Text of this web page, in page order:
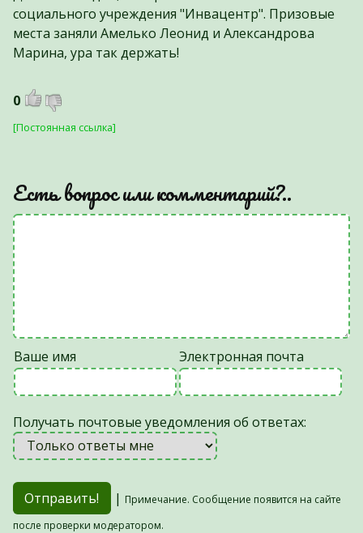
социального учреждения "Инвацентр". Призовые
места заняли Амелько Леонид и Александрова
Марина, ура так держать!
0
[Постоянная ссылка]
Есть вопрос или комментарий?..
Ваше имя Электронная почта
Получать почтовые уведомления об ответах:
| Примечание. Сообщение появится на сайте
после проверки модератором.